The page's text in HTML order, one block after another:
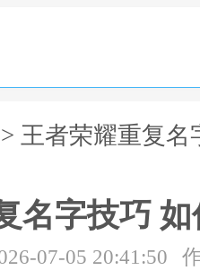
> 王者荣耀重复
名字技巧
07-05 20:41:50